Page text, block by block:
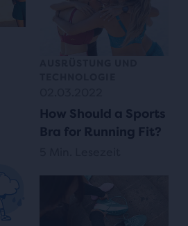
How Should a Sports
Bra for Running Fit?